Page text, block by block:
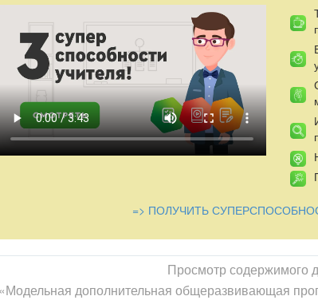
=> ПОЛУЧИТЬ
Просмотр содержимого
«Модельная дополнительная общеразвивающая